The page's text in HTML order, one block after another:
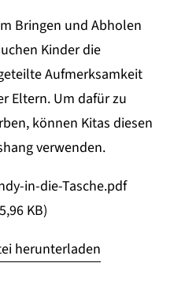
Bringen und Abholen
Kinder die
Aufmerksamkeit
Eltern. Um dafür zu
können Kitas diesen
verwenden.
in-die-Tasche.pdf
KB)
herunterladen